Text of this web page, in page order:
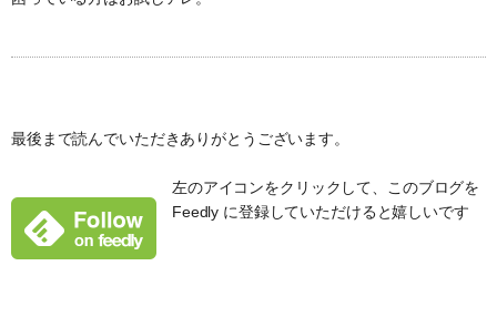
最後まで読んでいただきありがとうございます。
左のアイコンをクリックして、このブログを
Feedly に登録していただけると嬉しいです